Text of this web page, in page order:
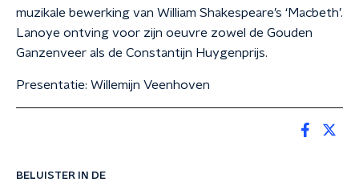
BELUISTER IN DE
muzikale bewerking van William Shakespeare’s ‘Macbeth’.
Lanoye ontving voor zijn oeuvre zowel de Gouden
Ganzenveer als de Constantijn Huygenprijs.
Presentatie: Willemijn Veenhoven